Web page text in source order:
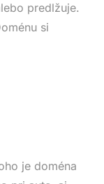
predlžuje.
si
je doména